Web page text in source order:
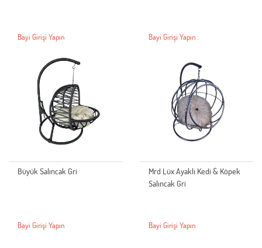
Bayi Girişi Yapın Bayi Girişi Yapın
Büyük Salıncak Gri
Bayi Girişi Yapın
Mrd Lüx Ayaklı Kedi & Köpek
Salıncak Gri
Bayi Girişi Yapın